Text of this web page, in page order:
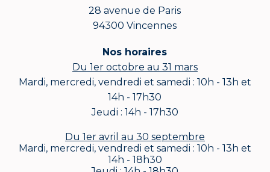
28 avenue de Paris
94300 Vincennes
Nos horaires
Du 1er octobre au 31 mars
Mardi, mercredi, vendredi et samedi : 10h - 13h et
14h - 17h30
Jeudi : 14h - 17h30
Du 1er avril au 30 septembre
Mardi, mercredi, vendredi et samedi : 10h - 13h et
14h - 18h30